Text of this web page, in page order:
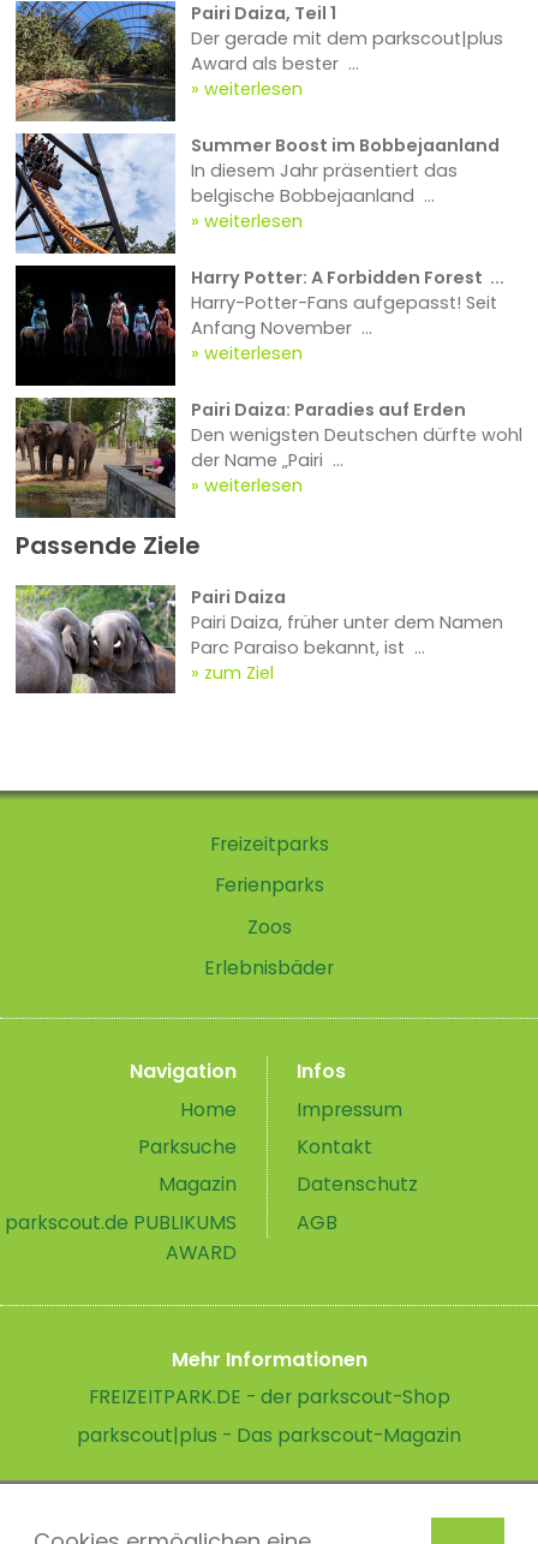
Pairi Daiza, Teil 1
Der gerade mit dem parkscout|plus
Award als bester ...
weiterlesen
Summer Boost im Bobbejaanland
In diesem Jahr präsentiert das
belgische Bobbejaanland ...
weiterlesen
Harry Potter: A Forbidden Forest ...
Harry-Potter-Fans aufgepasst! Seit
Anfang November ...
weiterlesen
Pairi Daiza: Paradies auf Erden
Den wenigsten Deutschen dürfte wohl
der Name „Pairi ...
weiterlesen
Passende Ziele
Pairi Daiza
Pairi Daiza, früher unter dem Namen
Parc Paraiso bekannt, ist ...
zum Ziel
Freizeitparks
Ferienparks
Zoos
Erlebnisbäder
Navigation
Home
Parksuche
Magazin
parkscout.de PUBLIKUMS
AWARD
Infos
Impressum
Kontakt
Datenschutz
AGB
Mehr Informationen
FREIZEITPARK.DE - der parkscout-Shop
parkscout|plus - Das parkscout-Magazin